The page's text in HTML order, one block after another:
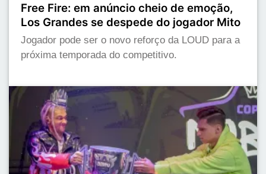
Free Fire: em anúncio cheio de emoção,
Los Grandes se despede do jogador Mito
Jogador pode ser o novo reforço da LOUD para a
próxima temporada do competitivo.